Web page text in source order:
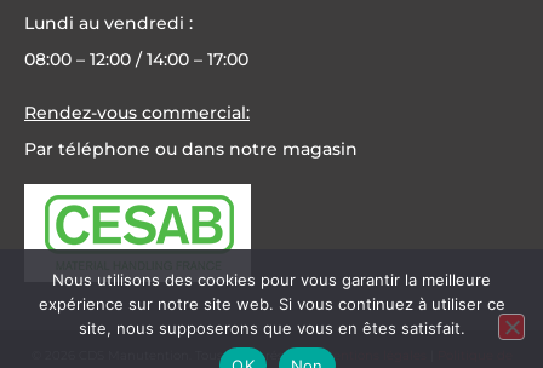
Lundi au vendredi :
08:00 – 12:00 / 14:00 – 17:00
Rendez-vous commercial:
Par téléphone ou dans notre magasin
CDS Manutention. Tous droits réservés. Mentions légales
Nous utilisons des cookies pour vous garantir la meilleure
expérience sur notre site web. Si vous continuez à utiliser ce
site, nous supposerons que vous en êtes satisfait.